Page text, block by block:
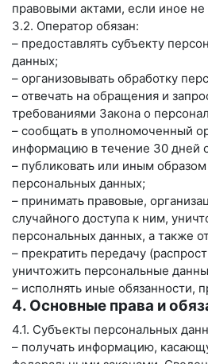
правовыми актами, если иное
3.2. Оператор обязан:
– предоставлять субъекту
данных;
– организовывать обработку
– отвечать на обращения и
требованиями Закона о
– сообщать в уполномоченный
информацию в течение 30 дней
– публиковать или иным
персональных данных;
– принимать правовые,
случайного доступа к ним,
персональных данных, а также
– прекратить передачу
уничтожить персональные
– исполнять иные обязанности,
4. Основные права и
4.1. Субъекты персональных
– получать информацию,